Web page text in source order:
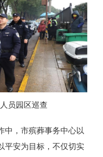
员园区巡查
中，市殡葬事务中心以
平安为目标，不仅切实